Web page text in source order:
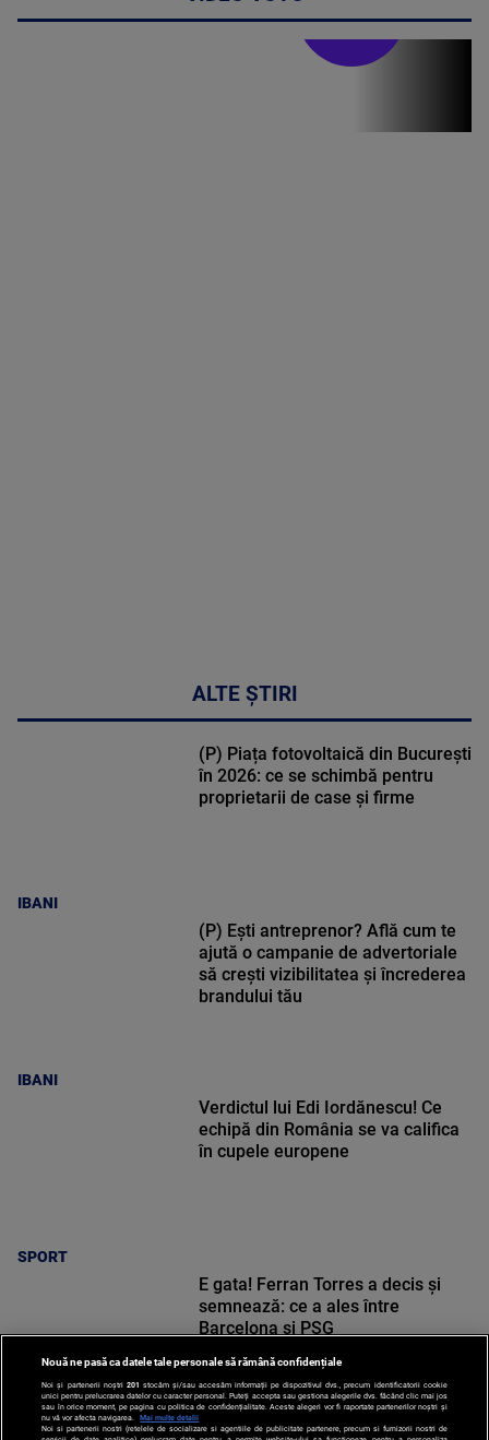
ALTE ȘTIRI
IBANI
(P) Piața fotovoltaică din București
în 2026: ce se schimbă pentru
proprietarii de case și firme
IBANI
(P) Ești antreprenor? Află cum te
ajută o campanie de advertoriale
să crești vizibilitatea și încrederea
brandului tău
SPORT
Verdictul lui Edi Iordănescu! Ce
echipă din România se va califica
în cupele europene
SPORT
E gata! Ferran Torres a decis și
semnează: ce a ales între
Barcelona și PSG
Nouă ne pasă ca datele tale personale să rămână confidențiale
Noi și partenerii noștri 201 stocăm și/sau accesăm informații pe dispozitivul dvs., precum identificatorii cookie
unici pentru prelucrarea datelor cu caracter personal. Puteți accepta sau gestiona alegerile dvs. făcând clic mai jos
sau în orice moment, pe pagina cu politica de confidențialitate. Aceste alegeri vor fi raportate partenerilor noștri și
nu vă vor afecta navigarea.
Mai multe detalii
Noi si partenerii nostri (retelele de socializare si agentiile de publicitate partenere, precum si furnizorii nostri de